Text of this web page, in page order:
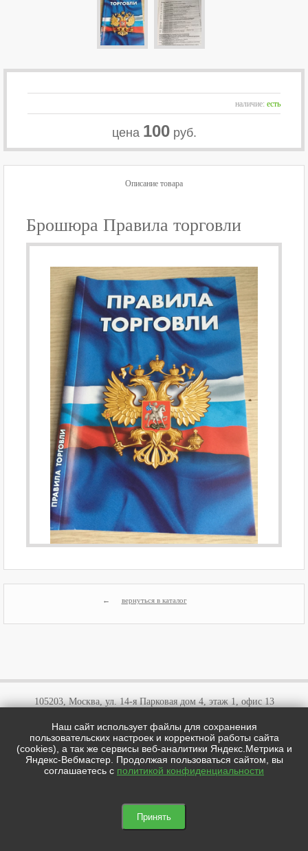
наличие: есть
цена 100руб.
Описание товара
Брошюра Правила торговли
вернуться в каталог
цотипи.рф © 2026
105203, Москва, ул. 14-я Парковая дом 4, этаж 1, офис 13
+7 (495)646 03 57
+7 (800)707 57 72
cotipi@yandex.ru

Наш сайт использует файлы для сохранения
пользовательских настроек и корректной работы сайта
(cookies), а так же сервисы веб-аналитики Яндекс.Метрика и
Яндекс-Вебмастер. Продолжая пользоваться сайтом, вы
соглашаетесь с политикой конфиденциальности
Принять